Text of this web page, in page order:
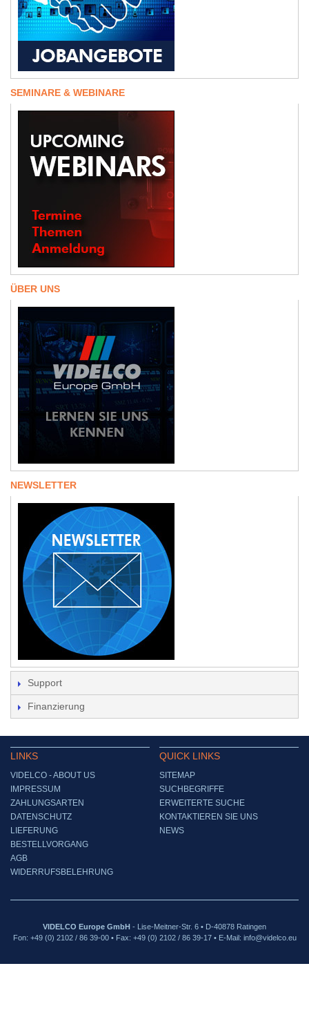
SEMINARE & WEBINARE
ÜBER UNS
NEWSLETTER
Support
Finanzierung
LINKS
VIDELCO - ABOUT US
IMPRESSUM
ZAHLUNGSARTEN
DATENSCHUTZ
LIEFERUNG
BESTELLVORGANG
AGB
WIDERRUFSBELEHRUNG
QUICK LINKS
SITEMAP
SUCHBEGRIFFE
ERWEITERTE SUCHE
KONTAKTIEREN SIE UNS
NEWS
VIDELCO Europe GmbH - Lise-Meitner-Str. 6 • D-40878 Ratingen
Fon: +49 (0) 2102 / 86 39-00 • Fax: +49 (0) 2102 / 86 39-17 • E-Mail: info@videlco.eu